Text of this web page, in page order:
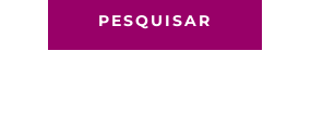
PESQUISAR